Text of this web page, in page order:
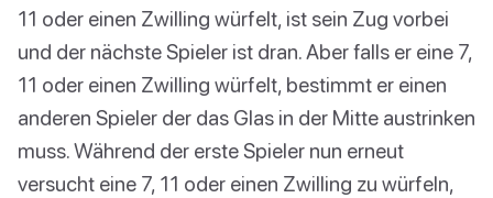
11 oder einen Zwilling würfelt, ist sein Zug vorbei
und der nächste Spieler ist dran. Aber falls er eine 7,
11 oder einen Zwilling würfelt, bestimmt er einen
anderen Spieler der das Glas in der Mitte austrinken
muss. Während der erste Spieler nun erneut
versucht eine 7, 11 oder einen Zwilling zu würfeln,